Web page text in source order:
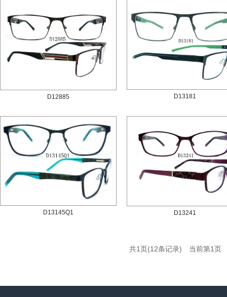
D12885 D13181
D13145Q1 D13241
共1页(12条记录) 当前第1